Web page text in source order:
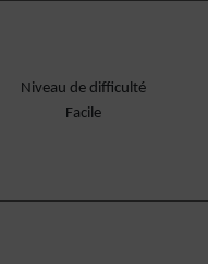
Niveau de difficulté
Facile